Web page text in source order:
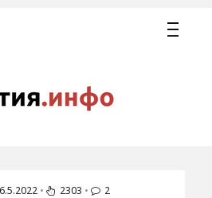
• 2303 • 2